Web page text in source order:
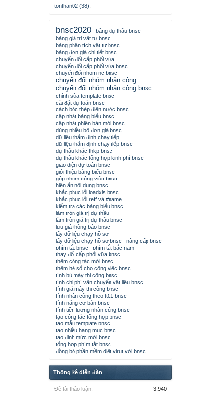
tonthan02 (38)
bnsc2020
bảng dự thầu bnsc
bảng giá trị vật tư bnsc
bảng phân tích vật tư bnsc
bảng đơn giá chi tiết bnsc
chuyển đổi cấp phối vữa
chuyển đổi cấp phối vữa bnsc
chuyển đổi nhóm nc bnsc
chuyển đổi nhóm nhân công
chuyển đổi nhóm nhân công bnsc
chỉnh sửa template bnsc
cài đặt dự toán bnsc
cách bóc thép điện nước bnsc
cập nhật bảng biểu bnsc
cập nhật phiên bản mới bnsc
dùng nhiều bộ đơn giá bnsc
dữ liệu thẩm định chạy tiếp
dữ liệu thẩm định chạy tiếp bnsc
dự thầu khác thkp bnsc
dự thầu khác tổng hợp kinh phí bnsc
giao diện dự toán bnsc
giới thiệu bảng biểu bnsc
gộp nhóm công việc bnsc
hiện ẩn nội dung bnsc
khắc phục lỗi loadxls bnsc
khắc phục lỗi reff và #name
kiểm tra các bảng biểu bnsc
làm tròn giá trị dự thầu
làm tròn giá trị dự thầu bnsc
lưu giá thông báo bnsc
lấy dữ liệu chạy hồ sơ
lấy dữ liệu chạy hồ sơ bnsc
nâng cấp bnsc
phím tắt bnsc
phím tắt bắc nam
thay đổi cấp phối vữa bnsc
thêm công tác mới bnsc
thêm hệ số cho công việc bnsc
tính bù máy thi công bnsc
tính chi phí vận chuyển vật liệu bnsc
tính giá máy thi công bnsc
tính nhân công theo tt01 bnsc
tính năng cơ bản bnsc
tính tiền lương nhân công bnsc
tạo công tác tổng hợp bnsc
tạo mẫu template bnsc
tạo nhiều hạng mục bnsc
tạo định mức mới bnsc
tổng hợp phím tắt bnsc
đồng bộ phần mềm diệt virut với bnsc
Thống kê diễn đàn
Đề tài thảo luận: 3,940